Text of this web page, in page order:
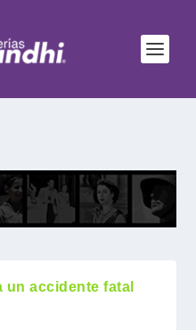
un accidente fatal